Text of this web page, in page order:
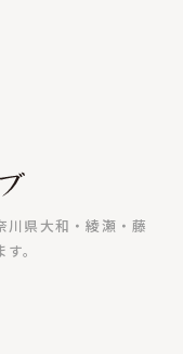
川県大和・綾瀬・藤
。